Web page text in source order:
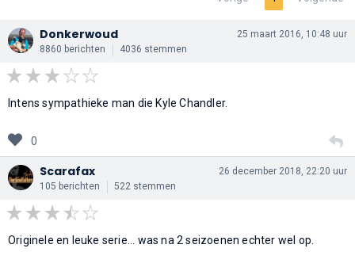
Donkerwoud
8860 berichten 4036 stemmen
25 maart 2016, 10:48 uur
Intens sympathieke man die Kyle Chandler.
0
Scarafax
105 berichten 522 stemmen
26 december 2018, 22:20 uur
Originele en leuke serie... was na 2 seizoenen echter wel op.